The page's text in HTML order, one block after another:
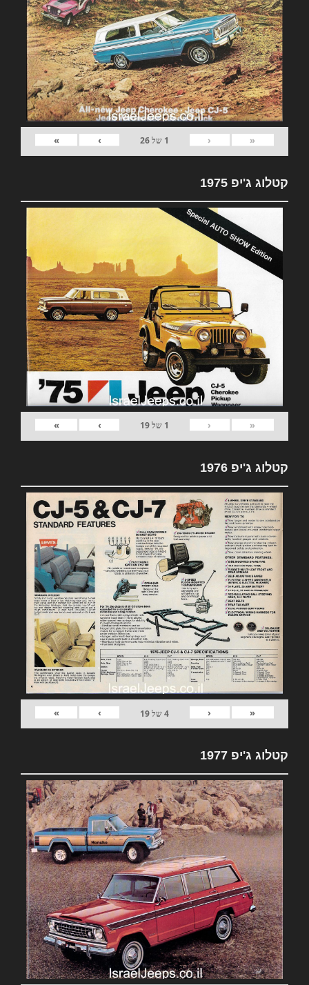
«
‹
1 של26
›
»
קטלוג ג'יפ 1975
«
‹
1 של19
›
»
קטלוג ג'יפ 1976
«
‹
4של19
›
»
קטלוג ג'יפ 1977